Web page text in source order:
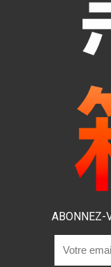
ABONNEZ-